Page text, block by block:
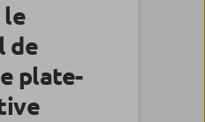
le
de
plate-